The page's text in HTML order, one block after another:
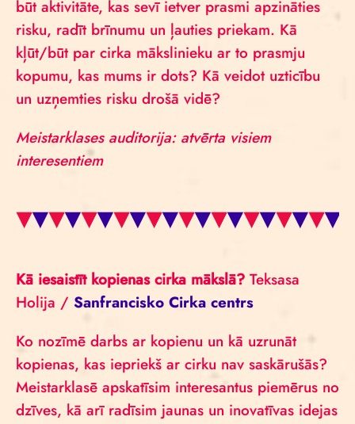
būt aktivitāte, kas sevī ietver prasmi apzināties
risku, radīt brīnumu un ļauties priekam. Kā
kļūt/būt par cirka mākslinieku ar to prasmju
kopumu, kas mums ir dots? Kā veidot uzticību
un uzņemties risku drošā vidē?
Meistarklases auditorija: atvērta visiem
interesentiem
Kā iesaistīt kopienas cirka mākslā? Teksasa
Holija / Sanfrancisko Cirka centrs
Ko nozīmē darbs ar kopienu un kā uzrunāt
kopienas, kas iepriekš ar cirku nav saskārušās?
Meistarklasē apskatīsim interesantus piemērus no
dzīves, kā arī radīsim jaunas un inovatīvas idejas